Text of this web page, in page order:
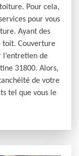
Pour cela,
pour vous
Ayant des
toit. Couverture
l’entretien de
31800. Alors,
de votre
tel que vous le